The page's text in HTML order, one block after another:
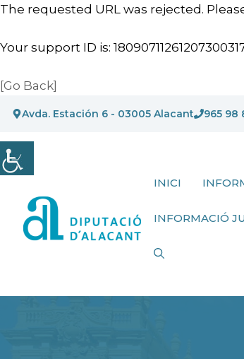
The requested URL was rejected.
Your support ID is:
[Go Back]
contingut
Avda. Estación 6 - 03005 Alacant 965 98
INICI
INFORMACIÓ